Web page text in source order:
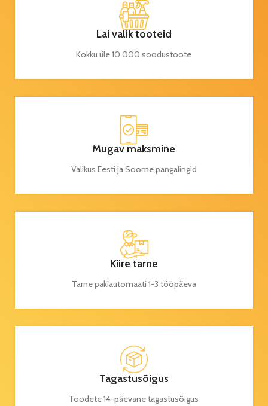
Lai valik tooteid
Kokku üle 10 000 soodustoote
Mugav maksmine
Valikus Eesti ja Soome pangalingid
Kiire tarne
Tarne pakiautomaati 1-3 tööpäeva
Tagastusõigus
Toodete 14-päevane tagastusõigus